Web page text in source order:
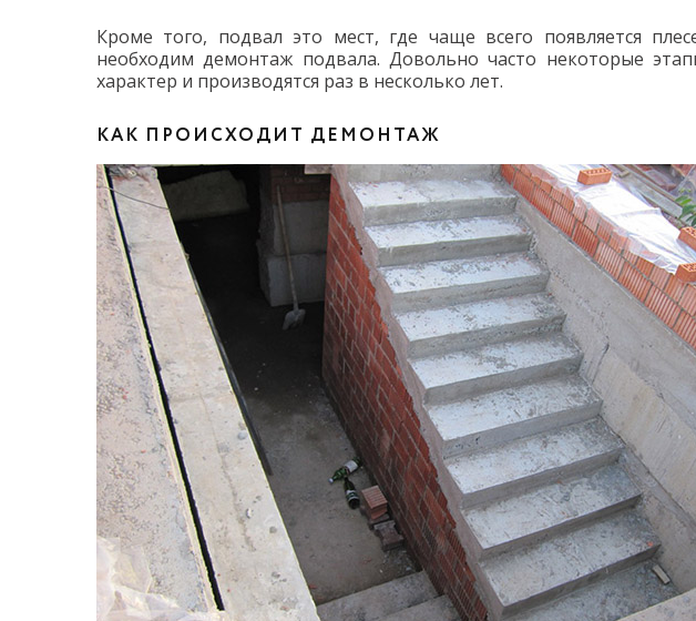
Кроме того, подвал это мест, где чаще всего появляется
необходим демонтаж подвала. Довольно часто некоторые
характер и производятся раз в несколько лет.
КАК ПРОИСХОДИТ ДЕМОНТАЖ